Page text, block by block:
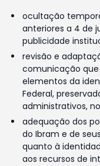
ocultação
anteriores a 4 de
publicidade
revisão e
comunicação
elementos da
Federal,
administrativos,
adequação dos
do Ibram e de
quanto à
aos recursos de